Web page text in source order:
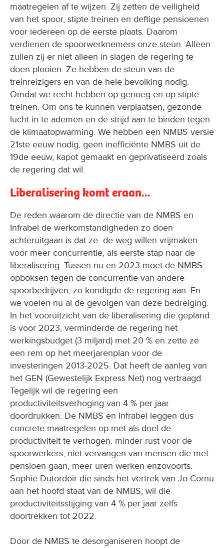
maatregelen af te wijzen. Zij zetten de veiligheid
van het spoor, stipte treinen en deftige pensioenen
voor iedereen op de eerste plaats. Daarom
verdienen de spoorwerknemers onze steun. Alleen
zullen zij er niet alleen in slagen de regering te
doen plooien. Ze hebben de steun van de
treinreizigers en van de hele bevolking nodig.
Omdat we recht hebben op genoeg en op stipte
treinen. Om ons te kunnen verplaatsen, gezonde
lucht in te ademen en de strijd aan te binden tegen
de klimaatopwarming. We hebben een NMBS versie
21ste eeuw nodig, geen inefficiënte NMBS uit de
19de eeuw, kapot gemaakt en geprivatiseerd zoals
de regering dat wil.
Liberalisering komt eraan...
De reden waarom de directie van de NMBS en
Infrabel de werkomstandigheden zo doen
achteruitgaan is dat ze de weg willen vrijmaken
voor meer concurrentie, als eerste stap naar de
liberalisering. Tussen nu en 2023 moet de NMBS
opboksen tegen de concurrentie van andere
spoorbedrijven, zo kondigde de regering aan. En
we voelen nu al de gevolgen van deze bedreiging.
In het vooruitzicht van de liberalisering die gepland
is voor 2023, verminderde de regering het
werkingsbudget (3 miljard) met 20 % en zette ze
een rem op het meerjarenplan voor de
investeringen 2013-2025. Dat heeft de aanleg van
het GEN (Gewestelijk Express Net) nog vertraagd.
Tegelijk wil de regering een
productiviteitsverhoging van 4 % per jaar
doordrukken. De NMBS en Infrabel leggen dus
concrete maatregelen op met als doel de
productiviteit te verhogen: minder rust voor de
spoorwerkers, niet vervangen van mensen die met
pensioen gaan, meer uren werken enzovoorts.
Sophie Dutordoir die sinds het vertrek van Jo Cornu
aan het hoofd staat van de NMBS, wil die
productiviteitsstijging van 4 % per jaar zelfs
doortrekken tot 2022.
Door de NMBS te desorganiseren hoopt de